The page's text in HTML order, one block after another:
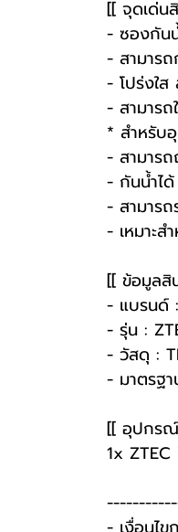
[[ จุดเด่น
- ซองกัน
- สามาร
- โปร่งใ
- สามาร
* สำหรับ
- สามาร
- กันน้ำไ
- สามาร
- เหมาะ
[[ ข้อมูลสิ
- แบรนด์
- รุ่น :
- วัสดุ :
- มาตรฐ
[[ อุปกร
1x